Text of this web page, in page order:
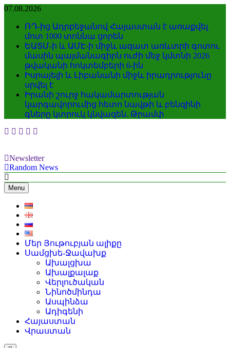
Skip
content
07.08.2026
ՌԴ-ից Ադրբեջանով Հայաստան է առաքվել
մոտ 1000 տոննա ցորեն
ԵԱՏՄ-ի և ԱՄԷ-ի միջև ազատ առևտրի գոտու
մասին պայմանագիրն ուժի մեջ կմտնի 2026
թվականի հոկտեմբերի 6-ին
Իսրայելի և Լիբանանի միջև իրադրությունը
սրվել է
Իրանի շուրջ հակամարտության
կարգավորումից հետո նավթի և բենզինի
գները կտրուկ կնվազեն. Թրամփ
Newsletter
Random News
Menu
Մեր Յութուբյան ալիքը
Սամցխե-Ջավախք
Ախալցխա
Ախալքալաք
Վերլուծական
Նինոծմինդա
Ասպինձա
Ադիգենի
Հայաստան
Վրաստան